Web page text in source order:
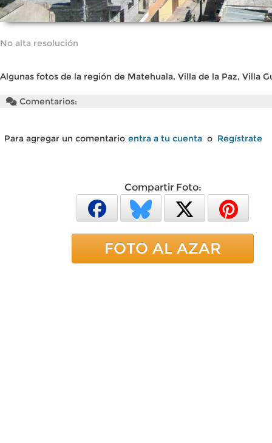
No alta resolución
Algunas fotos de la región de Matehuala, Villa de la Paz, Villa
Comentarios:
Para agregar un comentario entra a tu cuenta o Regístrate
Compartir Foto:
FOTO AL AZAR